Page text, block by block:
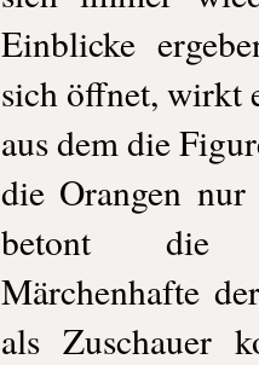
Einblicke
sich öffnet, wirkt
aus dem die
die Orangen
betont die
Märchenhafte
als Zuschauer